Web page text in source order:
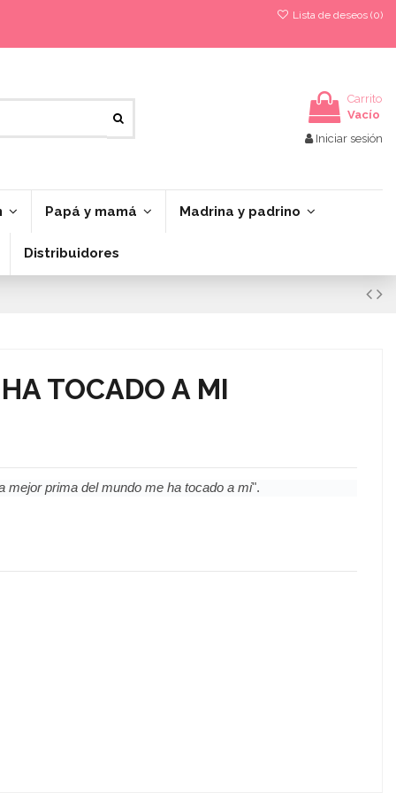
Lista de deseos (0)
Carrito
Vacío
Iniciar sesión
Papá y mamá Madrina y padrino
Distribuidores
TOCADO A MI
mejor prima del mundo me ha tocado a mi".